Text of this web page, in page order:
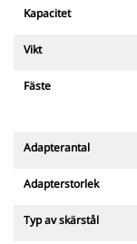
Kapacitet
Vikt
Fäste
Adapterantal
Adapterstorlek
Typ av skärstål